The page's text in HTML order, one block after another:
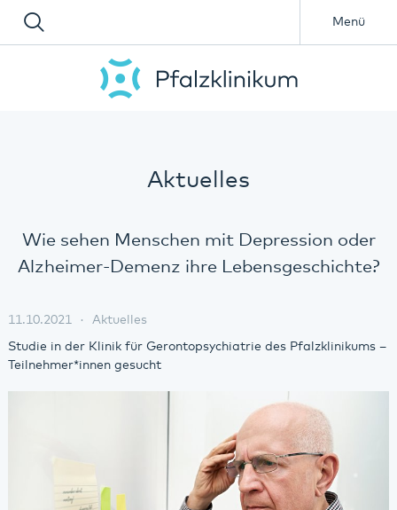
Menü
Aktuelles
Wie sehen Menschen mit Depression oder
Alzheimer-Demenz ihre Lebensgeschichte?
11.10.2021 Aktuelles
Studie in der Klinik für Gerontopsychiatrie des Pfalzklinikums –
Teilnehmer*innen gesucht